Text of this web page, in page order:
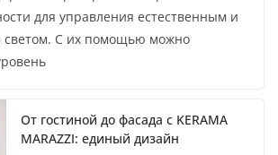
для управления естественным и
светом. С их помощью можно
От гостиной до фасада с KERAMA
MARAZZI: единый дизайн